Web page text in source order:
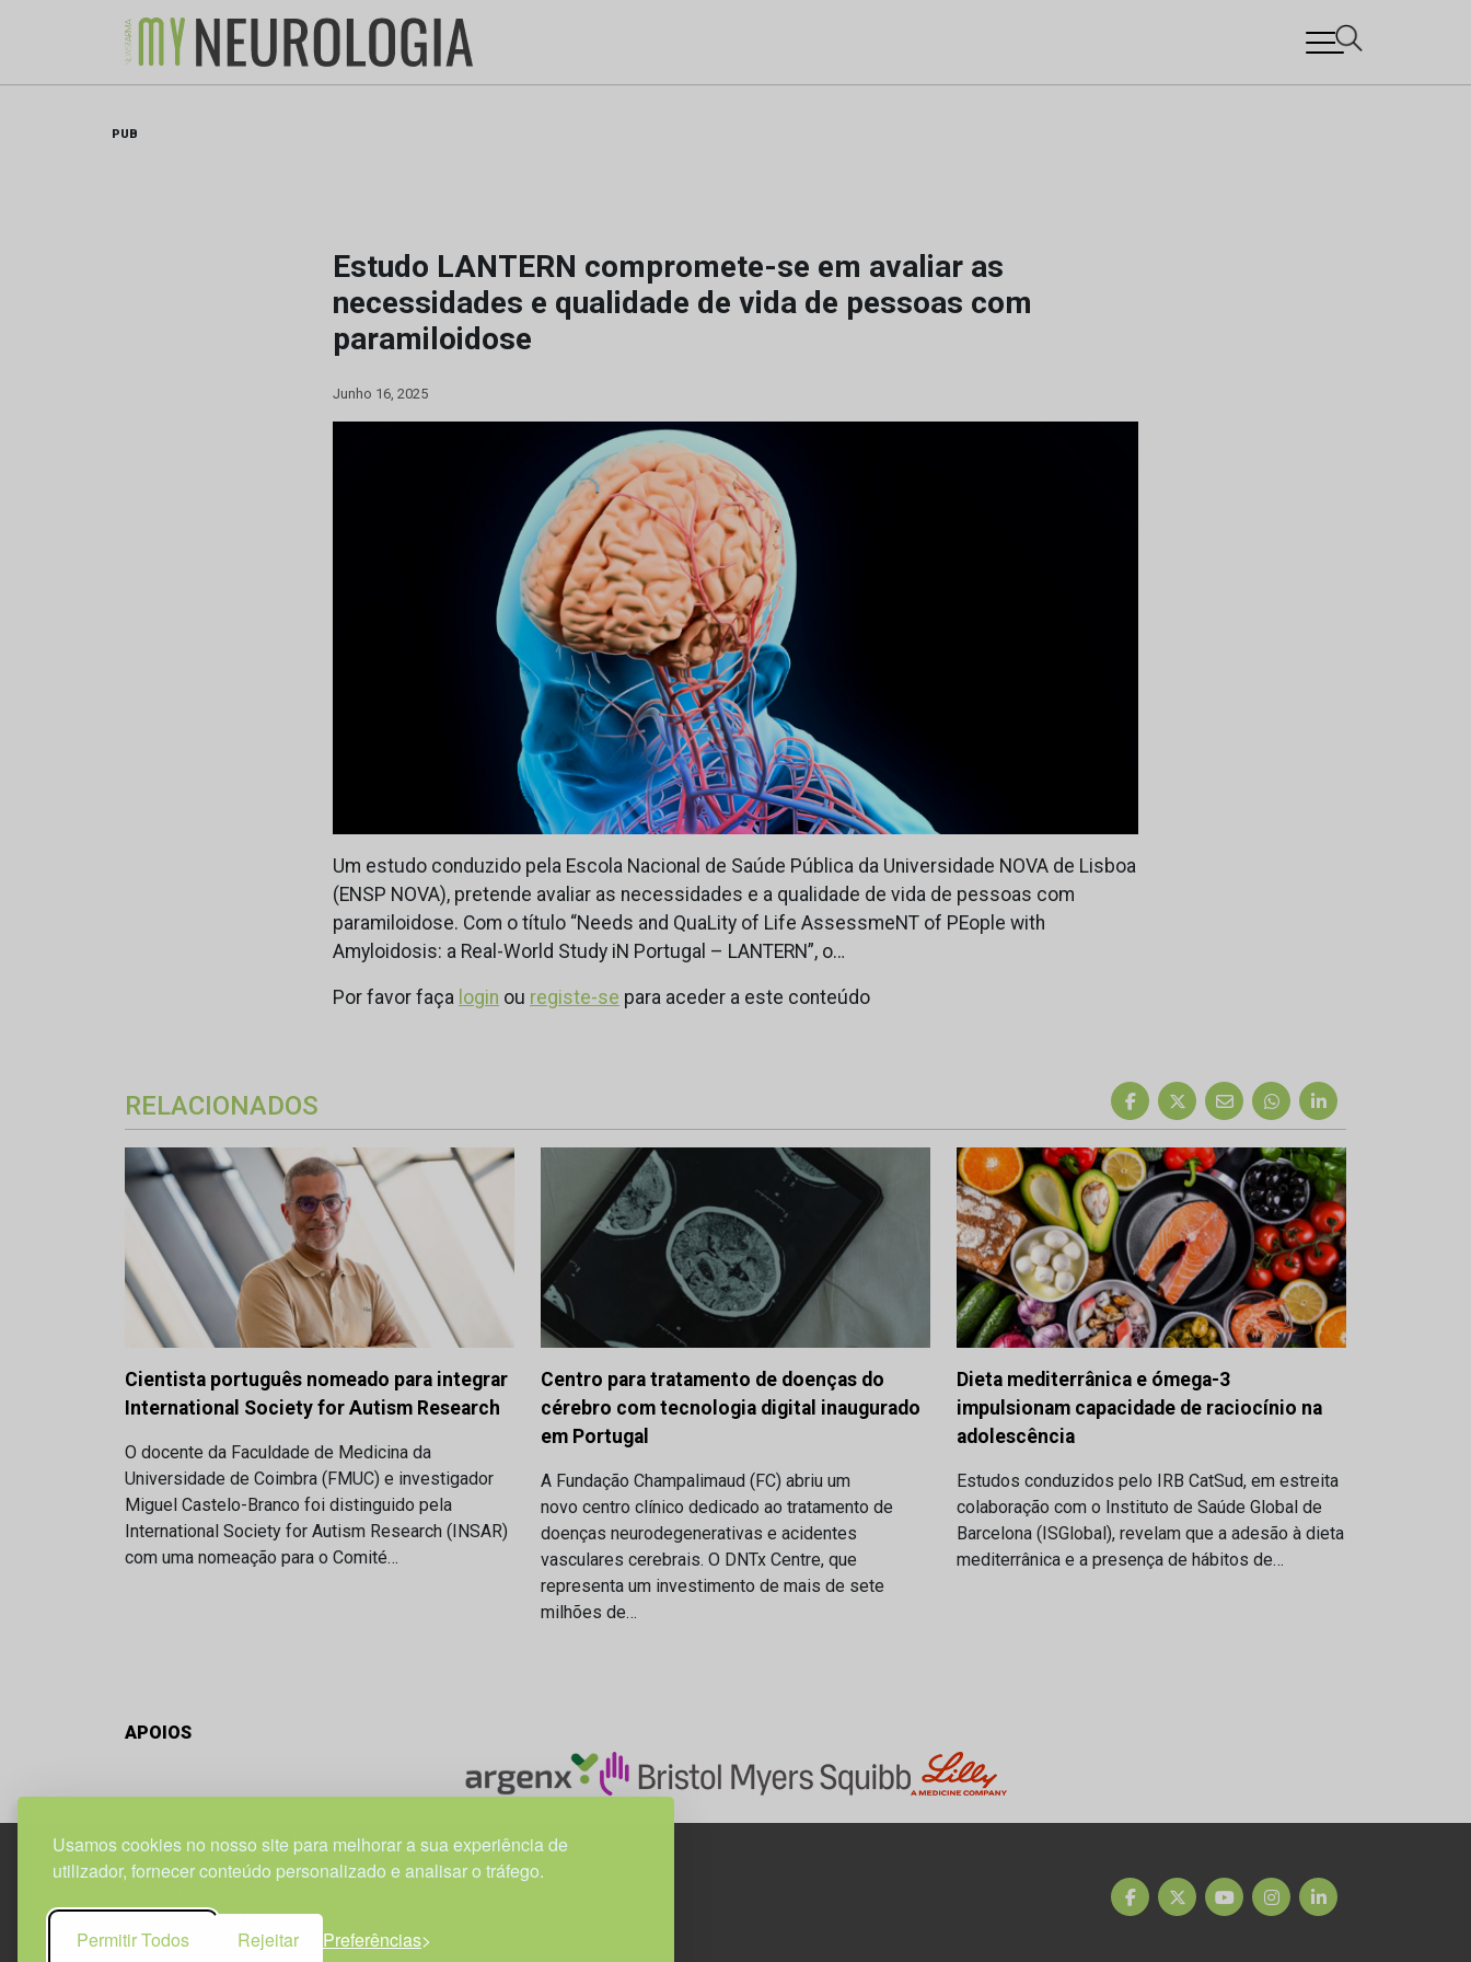
Usamos cookies no nosso site para melhorar a sua experiência de
utilizador, fornecer conteúdo personalizado e analisar o tráfego.
Permitir Todos Rejeitar Preferências
Skip
PUB
Estudo LANTERN compromete-se em avaliar as
necessidades e qualidade de vida de pessoas com
paramiloidose
Junho 16, 2025
Um estudo conduzido pela Escola Nacional de Saúde Pública da Universidade NOVA de Lisboa
(ENSP NOVA), pretende avaliar as necessidades e a qualidade de vida de pessoas com
paramiloidose. Com o título “Needs and QuaLity of Life AssessmeNT of PEople with
Amyloidosis: a Real-World Study iN Portugal – LANTERN”, o…
Por favor faça login ou registe-se para aceder a este conteúdo
RELACIONADOS
Cientista português nomeado para integrar
International Society for Autism Research
O docente da Faculdade de Medicina da
Universidade de Coimbra (FMUC) e investigador
Miguel Castelo-Branco foi distinguido pela
International Society for Autism Research (INSAR)
com uma nomeação para o Comité…
Centro para tratamento de doenças do
cérebro com tecnologia digital inaugurado
em Portugal
A Fundação Champalimaud (FC) abriu um
novo centro clínico dedicado ao tratamento de
doenças neurodegenerativas e acidentes
vasculares cerebrais. O DNTx Centre, que
representa um investimento de mais de sete
milhões de…
Dieta mediterrânica e ómega-3
impulsionam capacidade de raciocínio na
adolescência
Estudos conduzidos pelo IRB CatSud, em estreita
colaboração com o Instituto de Saúde Global de
Barcelona (ISGlobal), revelam que a adesão à dieta
mediterrânica e a presença de hábitos de…
APOIOS
1800-282 Lisboa | Portugal
21 850 40 65